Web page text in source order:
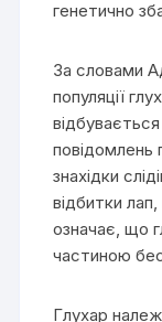
генетично
За словами
популяції
повідомлень
знахідки
відбитки
означає, що
частиною
Глухар